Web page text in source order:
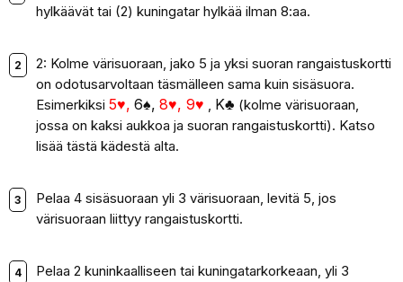
hylkäävät tai (2) kuningatar hylkää ilman 8:aa.
2: Kolme värisuoraan, jako 5 ja yksi suoran rangaistuskortti
on odotusarvoltaan täsmälleen sama kuin sisäsuora.
Esimerkiksi 5♥, 6♠, 8♥, 9♥ , K♣ (kolme värisuoraan,
jossa on kaksi aukkoa ja suoran rangaistuskortti). Katso
lisää tästä kädestä alta.
Pelaa 4 sisäsuoraan yli 3 värisuoraan, levitä 5, jos
värisuoraan liittyy rangaistuskortti.
Pelaa 2 kuninkaalliseen tai kuningatarkorkeaan, yli 3